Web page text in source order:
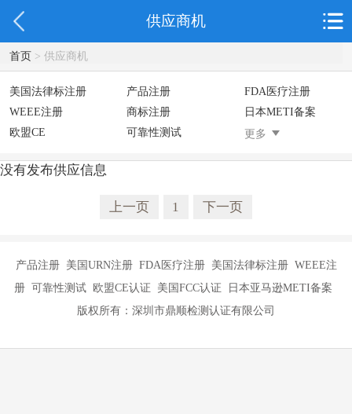
供应商机
首页> 供应商机
美国法律标注册 产品注册
FDA医疗注册
WEEE注册
商标注册
日本METI备案
欧盟CE
可靠性测试 美国防止儿童打开
更多
没有发布供应信息
上一页 1 下一页
产品注册 美国URN注册 FDA医疗注册 美国法律标注册 WEEE注
册 可靠性测试 欧盟CE认证 美国FCC认证 日本亚马逊METI备案
版权所有：深圳市鼎顺检测认证有限公司